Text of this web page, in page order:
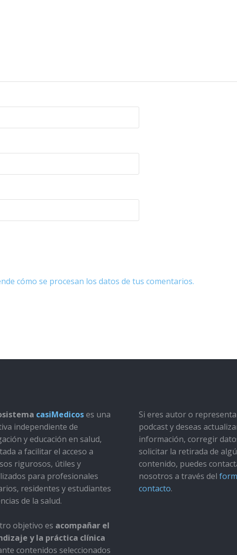
cómo se procesan los datos de tus comentarios.
casiMedicoses una
independiente de
y educación en salud,
a facilitar el acceso a
rigurosos, útiles y
para profesionales
residentes y estudiantes
de la salud.
objetivo es acompañar el
y la práctica clínica
contenidos seleccionados
Si eres autor o
podcast y deseas
información, corregir
solicitar la retirada de
contenido, puedes
nosotros a través del
contacto.